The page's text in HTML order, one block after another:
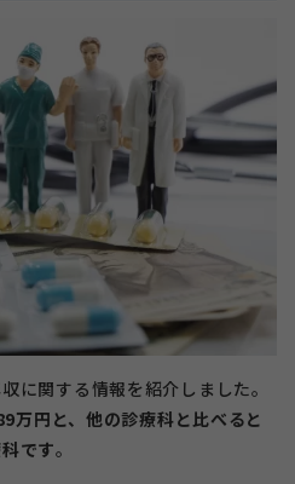
に関する情報を紹介しました。
万円と、他の診療科と比べると
です。